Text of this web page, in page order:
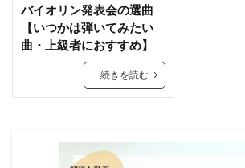
バイオリン発表会の選曲
【いつかは弾いてみたい
曲・上級者におすすめ】
続きを読む